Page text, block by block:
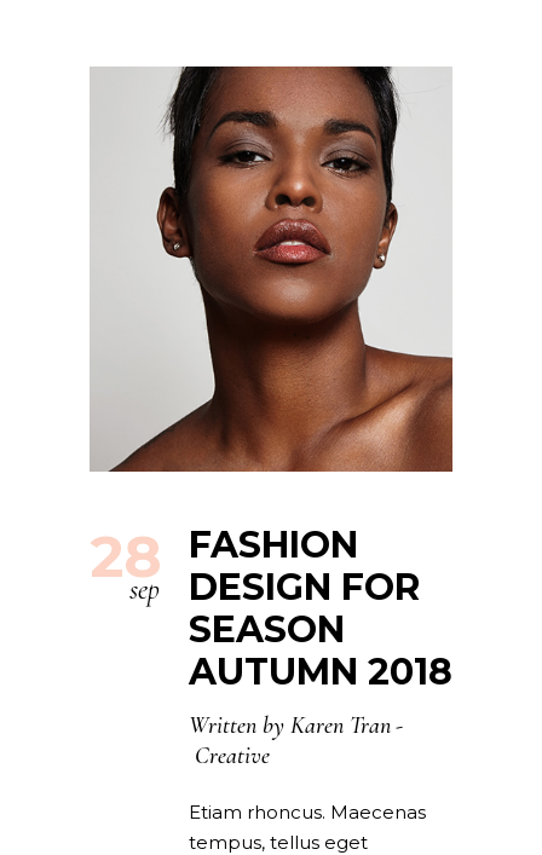
28
sep
FASHION
DESIGN FOR
SEASON
AUTUMN 2018
Written by Karen Tran
Creative
Etiam rhoncus. Maecenas
tempus, tellus eget